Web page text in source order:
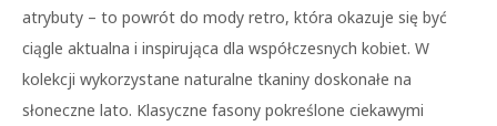
atrybuty – to powrót do mody retro, która okazuje się być
ciągle aktualna i inspirująca dla współczesnych kobiet. W
kolekcji wykorzystane naturalne tkaniny doskonałe na
słoneczne lato. Klasyczne fasony pokreślone ciekawymi